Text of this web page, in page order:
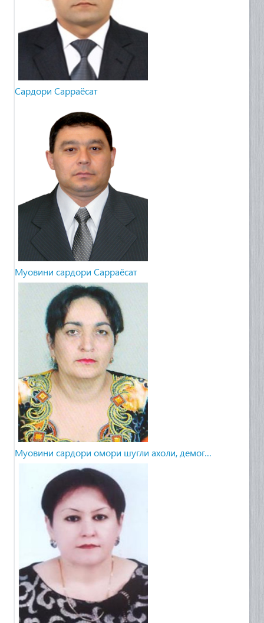
Cардори Сарраёсат
Муовини сардори Сарраёсат
Муовини сардори омори шугли ахоли, демог…